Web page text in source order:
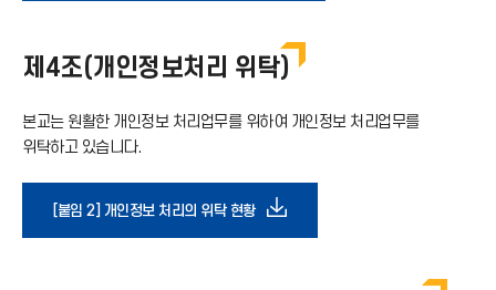
아
로
제4조(개인정보처리 위탁)
본교는 원활한 개인정보 처리업무를 위하여 개인정보 처리업무를
위탁하고 있습니다.
[붙임 2] 개인정보 처리의 위탁 현황다